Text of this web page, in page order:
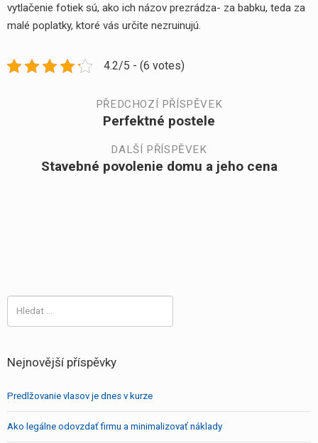
vytlačenie fotiek sú, ako ich názov prezrádza- za babku, teda za
malé poplatky, ktoré vás určite nezruinujú.
4.2/5 - (6 votes)
Navigace
příspěvek
PŘEDCHOZÍ PŘÍSPĚVEK
Perfektné postele
DALŠÍ PŘÍSPĚVEK
Stavebné povolenie domu a jeho cena
Nejnovější příspěvky
Predlžovanie vlasov je dnes v kurze
Ako legálne odovzdať firmu a minimalizovať náklady